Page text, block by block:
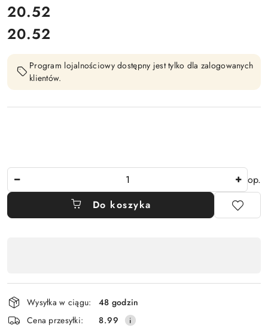
cena:
20.52
Cena:
20.52
Program lojalnościowy dostępny jest tylko dla zalogowanych
klientów.
op.
Do koszyka
płatność
i
dostawa
Wysyłka w ciągu:
48 godzin
Cena przesyłki:
8.99